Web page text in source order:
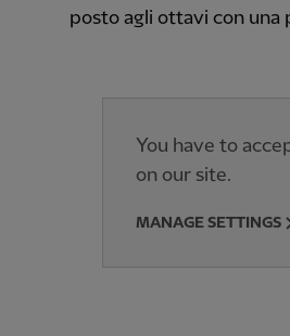
posto agli ottavi con una
You have to
on our site.
MANAGE SETTINGS